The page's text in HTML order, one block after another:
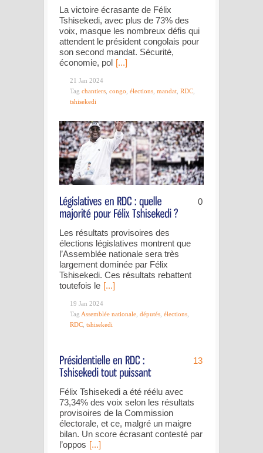
La victoire écrasante de Félix
Tshisekedi, avec plus de 73% des
voix, masque les nombreux défis qui
attendent le président congolais pour
son second mandat. Sécurité,
économie, pol [...]
21 Jan 2024
Tag chantiers congo élections mandat RDC
tshisekedi
0
Les résultats provisoires des
élections législatives montrent que
l’Assemblée nationale sera très
largement dominée par Félix
Tshisekedi. Ces résultats rebattent
toutefois le [...]
19 Jan 2024
Tag Assemblée nationale députés élections
RDC tshisekedi
13
Félix Tshisekedi a été réélu avec
73,34% des voix selon les résultats
provisoires de la Commission
électorale, et ce, malgré un maigre
bilan. Un score écrasant contesté par
l’oppos [...]